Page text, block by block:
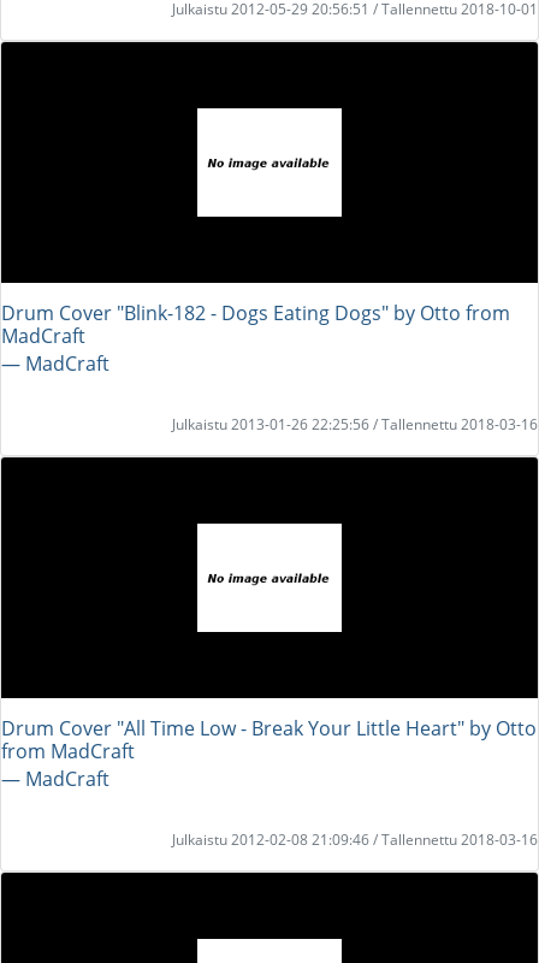
Julkaistu 2012-05-29 20:56:51 / Tallennettu 2018-10-01
Drum Cover "Blink-182 - Dogs Eating Dogs" by Otto from
MadCraft
― MadCraft
Julkaistu 2013-01-26 22:25:56 / Tallennettu 2018-03-16
Drum Cover "All Time Low - Break Your Little Heart" by Otto
from MadCraft
― MadCraft
Julkaistu 2012-02-08 21:09:46 / Tallennettu 2018-03-16